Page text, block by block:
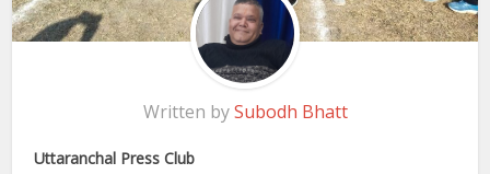
Written bySubodh Bhatt
Uttaranchal Press Club